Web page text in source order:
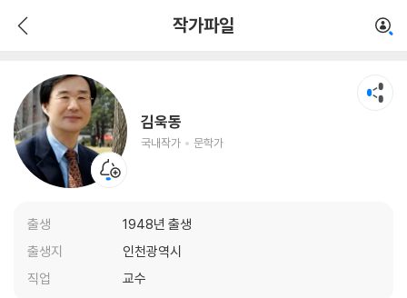
작가파일
김욱동
국내작가 문학가
출생
1948년 출생
출생지
인천광역시
직업
교수